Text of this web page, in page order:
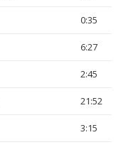
0:35
6:27
2:45
21:52
3:15